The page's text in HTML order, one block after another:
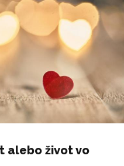
alebo život vo